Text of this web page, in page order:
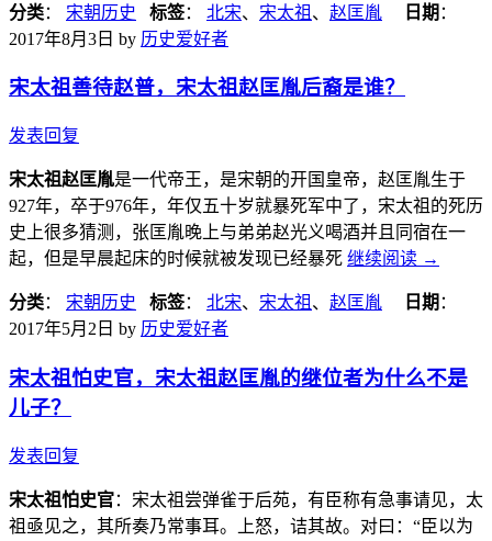
分类： 宋朝历史 标签： 北宋、 宋太祖 、 赵匡胤 日期 ：
2017年8月3日 by 历史爱好者
宋太祖善待赵普，宋太祖赵匡胤后裔是谁？
发表回复
宋太祖赵匡胤是一代帝王，是宋朝的开国皇帝，赵匡胤生于
927年，卒于976年，年仅五十岁就暴死军中了，宋太祖的死历
史上很多猜测，张匡胤晚上与弟弟赵光义喝酒并且同宿在一
起，但是早晨起床的时候就被发现已经暴死 继续阅读 →
分类： 宋朝历史 标签： 北宋、 宋太祖 、 赵匡胤 日期 ：
2017年5月2日 by 历史爱好者
宋太祖怕史官，宋太祖赵匡胤的继位者为什么不是
儿子？
发表回复
宋太祖怕史官：宋太祖尝弹雀于后苑，有臣称有急事请见，太
祖亟见之，其所奏乃常事耳。上怒，诘其故。对曰：“臣以为